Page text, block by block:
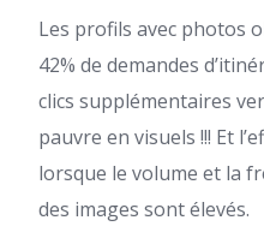
Les profils avec photos
42% de demandes
clics supplémentaires
pauvre en visuels !!! Et
lorsque le volume et la
des images sont élevés.